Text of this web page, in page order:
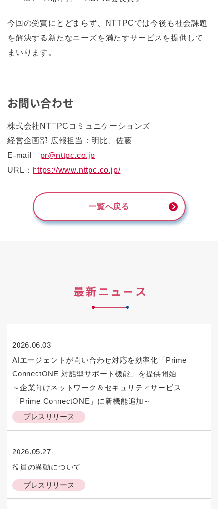
今回の受賞にとどまらず、NTTPCでは今後も社会課題
を解決する新たなニーズを満たすサービスを提供して
まいります。
お問い合わせ
株式会社NTTPCコミュニケーションズ
経営企画部 広報担当：明比、佐藤
E-mail： pr@nttpc.co.jp
URL： https://www.nttpc.co.jp/
一覧へ戻る
最新ニュース
2026.06.03
プレスリリース
AIエージェントが問い合わせ対応を効率化「Prime
ConnectONE 対話型サポート機能」を提供開始
～企業向けネットワーク＆セキュリティサービス
「Prime ConnectONE」に新機能追加～
2026.05.27
プレスリリース
役員の異動について